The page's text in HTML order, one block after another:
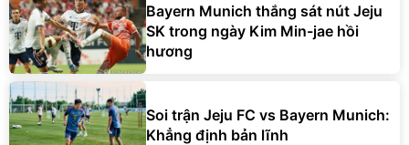
Bayern Munich thắng sát nút Jeju
SK trong ngày Kim Min-jae hồi
hương
Soi trận Jeju FC vs Bayern Munich:
Khẳng định bản lĩnh